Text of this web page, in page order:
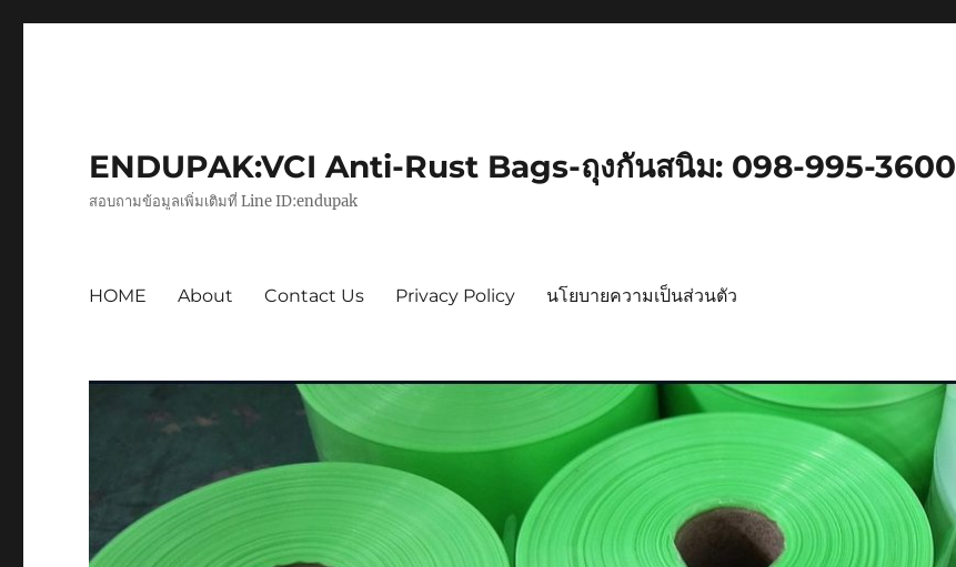
ENDUPAK:VCI Anti-Rust Bags-ถุงกันสนิม: 098-995-3600
สอบถามข้อมูลเพิ่มเติมที่ Line ID:endupak
HOME About Contact Us Privacy Policy นโยบายความเป็นส่วนตัว